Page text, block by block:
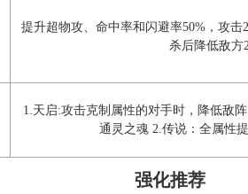
提升超物攻、命中率和闪避率50%，攻
杀后降低敌方
1.天启:攻击克制属性的对手时，降低敌
通灵之魂 2.传说：全属性
强化推荐